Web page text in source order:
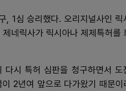
, 1심 승리했다. 오리지널사인 릭
네릭사가 릭시아나 제제특허를
시 특허 심판을 청구하면서 도
2년여 앞으로 다가왔기 때문이